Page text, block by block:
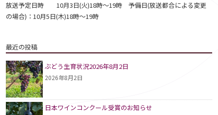
放送予定日時 10月3日(火)18時～19時 予備日(放送都合による変更
の場合)：10月5日(木)18時～19時
最近の投稿
ぶどう生育状況2026年8月2日
2026年8月2日
日本ワインコンクール受賞のお知らせ